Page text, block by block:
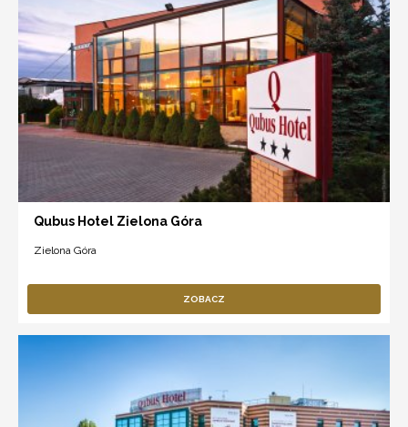
Qubus Hotel Zielona Góra
Zielona Góra
ZOBACZ